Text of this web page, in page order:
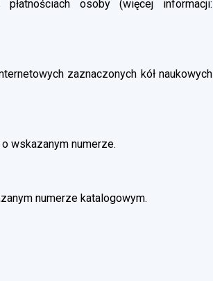
osoby (więcej informacji:
zaznaczonych kół naukowych
wskazanym numerze.
numerze katalogowym.